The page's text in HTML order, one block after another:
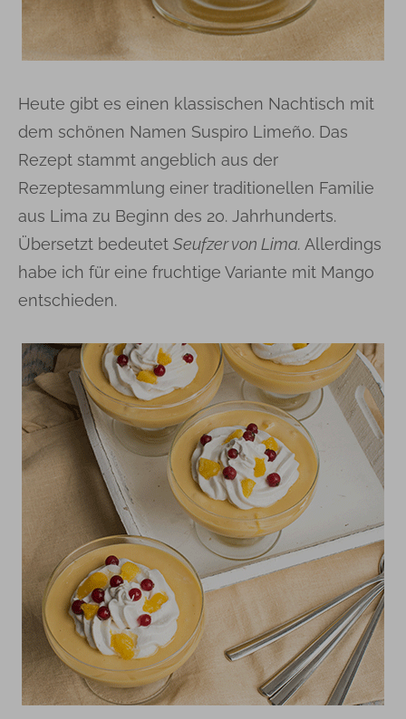
Heute gibt es einen klassischen Nachtisch mit
dem schönen Namen Suspiro Limeño. Das
Rezept stammt angeblich aus der
Rezeptesammlung einer traditionellen Familie
aus Lima zu Beginn des 20. Jahrhunderts.
Übersetzt bedeutet Seufzer von Lima. Allerdings
habe ich für eine fruchtige Variante mit Mango
entschieden.